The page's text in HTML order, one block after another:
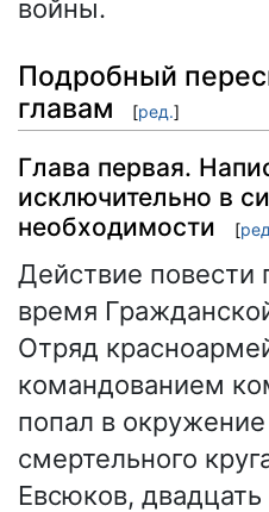
войны.
Подробный
главам
[ред.]
Глава первая.
исключительно в
необходимости
[
Действие повести
время
Отряд
командованием
попал в
смертельного
Евсюков,